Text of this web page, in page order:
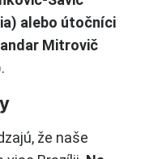
alebo útočníci
Mitrovič
.
že naše